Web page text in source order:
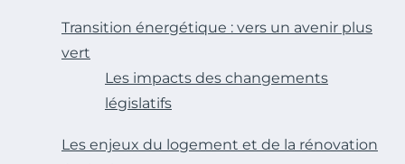
Transition énergétique : vers un avenir plus
vert
Les impacts des changements
législatifs
Les enjeux du logement et de la rénovation